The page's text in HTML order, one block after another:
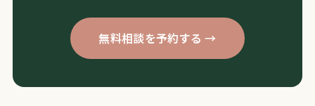
無料相談を予約する →